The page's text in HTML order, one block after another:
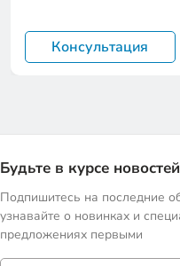
Консультация
Будьте в курсе новостей
Подпишитесь на последние
узнавайте о новинках и
предложениях первыми